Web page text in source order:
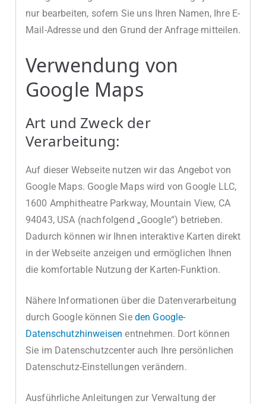
nur bearbeiten, sofern Sie uns Ihren Namen, Ihre E-
Mail-Adresse und den Grund der Anfrage mitteilen.
Verwendung von
Google Maps
Art und Zweck der
Verarbeitung:
Auf dieser Webseite nutzen wir das Angebot von
Google Maps. Google Maps wird von Google LLC,
1600 Amphitheatre Parkway, Mountain View, CA
94043, USA (nachfolgend „Google“) betrieben.
Dadurch können wir Ihnen interaktive Karten direkt
in der Webseite anzeigen und ermöglichen Ihnen
die komfortable Nutzung der Karten-Funktion.
Nähere Informationen über die Datenverarbeitung
durch Google können Sie den Google-
Datenschutzhinweisen entnehmen. Dort können
Sie im Datenschutzcenter auch Ihre persönlichen
Datenschutz-Einstellungen verändern.
Ausführliche Anleitungen zur Verwaltung der